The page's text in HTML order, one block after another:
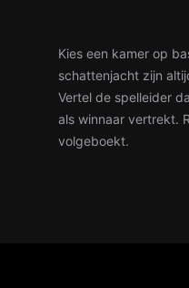
Kies een kamer op
schattenjacht zijn
Vertel de spelleider
als winnaar vertrekt.
volgeboekt.